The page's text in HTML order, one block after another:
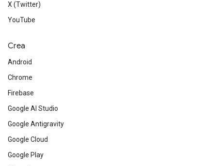
X (Twitter)
YouTube
Crea
Android
Chrome
Firebase
Google AI Studio
Google Antigravity
Google Cloud
Google Play